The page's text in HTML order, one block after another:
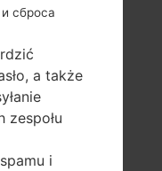
сброса
a także
zespołu
i